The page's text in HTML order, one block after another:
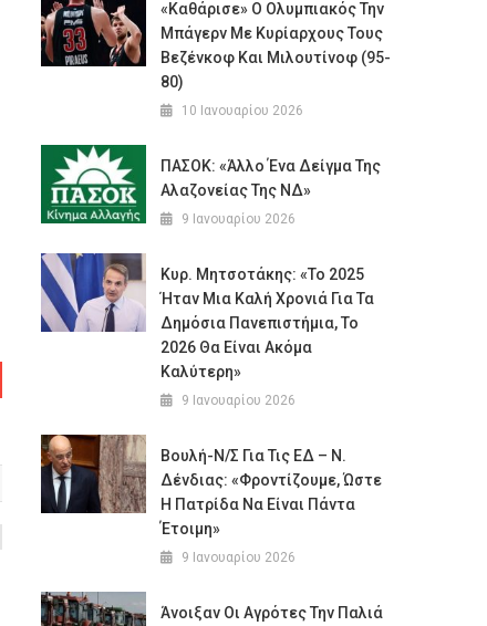
«Καθάρισε» Ο Ολυμπιακός Την
Μπάγερν Με Κυρίαρχους Τους
Βεζένκοφ Και Μιλουτίνοφ (95-
80)
10 Ιανουαρίου 2026
ΠΑΣΟΚ: «Άλλο Ένα Δείγμα Της
Αλαζονείας Της ΝΔ»
9 Ιανουαρίου 2026
Κυρ. Μητσοτάκης: «Το 2025
Ήταν Μια Καλή Χρονιά Για Τα
Δημόσια Πανεπιστήμια, Το
2026 Θα Είναι Ακόμα
Καλύτερη»
9 Ιανουαρίου 2026
Βουλή-Ν/σ Για Τις ΕΔ – Ν.
Δένδιας: «Φροντίζουμε, Ώστε
Η Πατρίδα Να Είναι Πάντα
Έτοιμη»
9 Ιανουαρίου 2026
Άνοιξαν Οι Αγρότες Την Παλιά